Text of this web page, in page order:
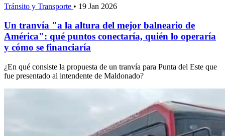
Tránsito y Transporte • 19 Jan 2026
Un tranvía "a la altura del mejor balneario de
América": qué puntos conectaría, quién lo operaría
y cómo se financiaría
¿En qué consiste la propuesta de un tranvía para Punta del Este que
fue presentado al intendente de Maldonado?